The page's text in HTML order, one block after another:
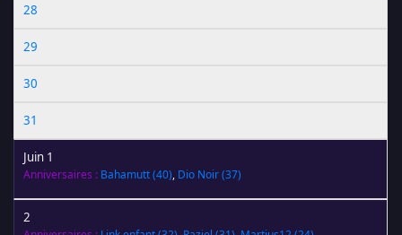
28
29
30
31
Juin 1
Anniversaires : Bahamutt(40), Dio Noir(37)
2